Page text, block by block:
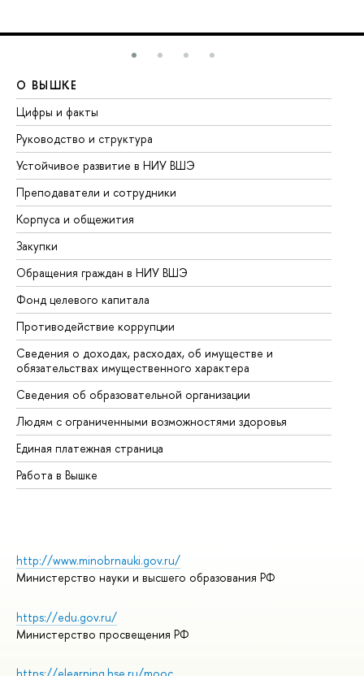
О ВЫШКЕ
Цифры и факты
Руководство и структура
Устойчивое развитие в НИУ ВШЭ
Преподаватели и сотрудники
Корпуса и общежития
Закупки
Обращения граждан в НИУ ВШЭ
Фонд целевого капитала
Противодействие коррупции
Сведения о доходах, расходах, об имуществе и
обязательствах имущественного характера
Сведения об образовательной организации
Людям с ограниченными возможностями здоровья
Единая платежная страница
Работа в Вышке
http://www.minobrnauki.gov.ru/
Министерство науки и высшего образования РФ
https://edu.gov.ru/
Министерство просвещения РФ